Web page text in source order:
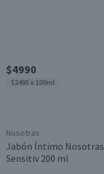
$4990
$2495 x 100ml
Nosotras
Jabón Íntimo Nosotras
Sensitiv 200 ml